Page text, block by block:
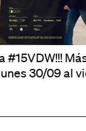
#15VDW!!!
30/09 al